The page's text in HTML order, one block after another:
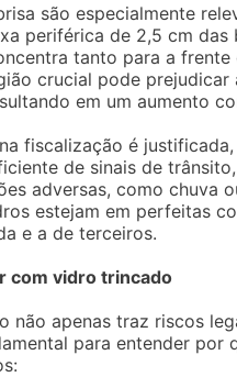
são especialmente
periférica de 2,5 cm
tanto para a
crucial pode
em um aumento
fiscalização é
de sinais de
adversas, como chuva
estejam em perfeitas
e a de terceiros.
com vidro trincado
não apenas traz riscos
para entender